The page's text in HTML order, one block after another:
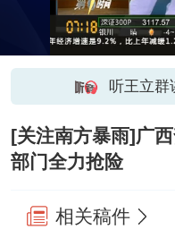
听王立群
[关注南方暴雨]广
部门全力抢险
相关稿件